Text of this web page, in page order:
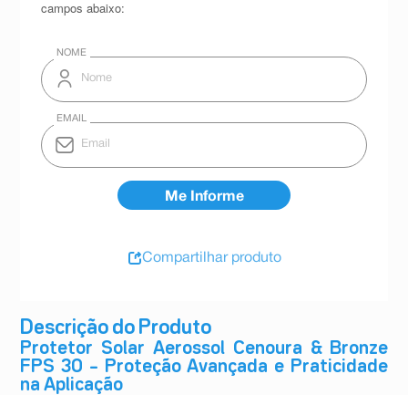
Descrição do Produto
Protetor Solar Aerossol Cenoura & Bronze
FPS 30 – Proteção Avançada e Praticidade
na Aplicação
Compartilhar produto